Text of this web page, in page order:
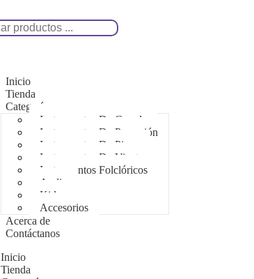
Inicio
Tienda
Categoría
Instrumentos De Cuerda
Instrumentos De Percusión
Instrumentos De Piano
Instrumentos De Viento
Instrumentos Folclóricos
Audio
Kids
Accesorios
Acerca de
Contáctanos
Inicio
Tienda